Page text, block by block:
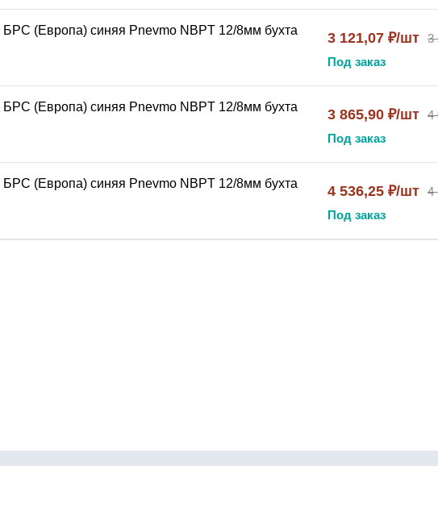
БРС (Европа) синяя Pnevmo NBPT 12/8мм бухта
3 121,07 ₽/шт 3
Под заказ
БРС (Европа) синяя Pnevmo NBPT 12/8мм бухта
3 865,90 ₽/шт 4
Под заказ
БРС (Европа) синяя Pnevmo NBPT 12/8мм бухта
4 536,25 ₽/шт 4
Под заказ